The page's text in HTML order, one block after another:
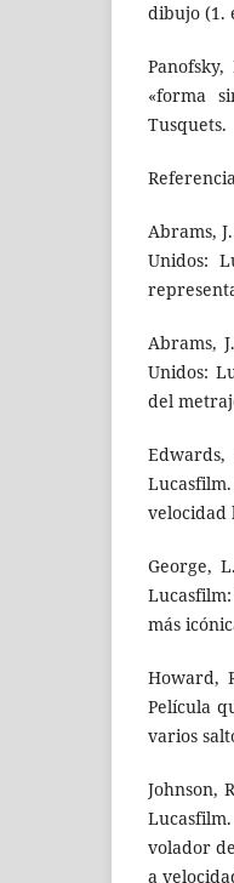
dibujo (1.
«forma
Tusquets.
Abrams,
Unidos:
Abrams,
Unidos:
del
velocidad
George,
más
Howard,
Película
varios
Johnson,
volador
a